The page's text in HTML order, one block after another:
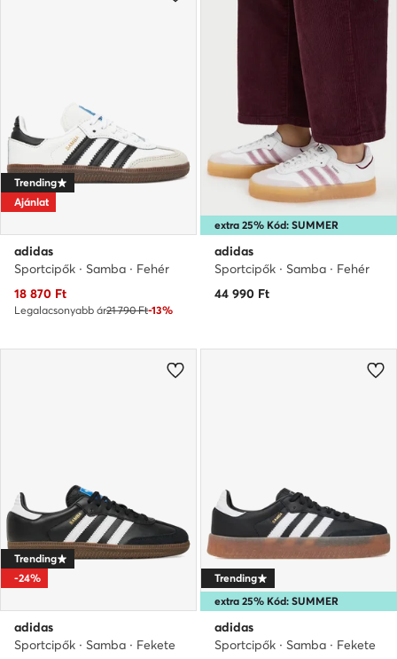
Trending
Ajánlat
adidas
Sportcipők · Samba · Fehér
Aktuális ár
18 870 Ft
Legalacsonyabb ár21 790 Ft-13%
extra 25% Kód: SUMMER
adidas
Sportcipők · Samba · Fehér
44 990 Ft
Trending
-24%
adidas
Sportcipők · Samba · Fekete
extra 25% Kód: SUMMER
Trending
adidas
Sportcipők · Samba · Fekete